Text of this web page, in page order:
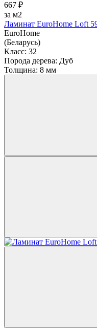
667 ₽
за м2
Ламинат EuroHome Loft
EuroHome
(Беларусь)
Класс: 32
Порода дерева: Дуб
Толщина: 8 мм